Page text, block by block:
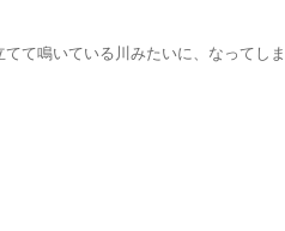
てて鳴いている川みたいに、なってしま